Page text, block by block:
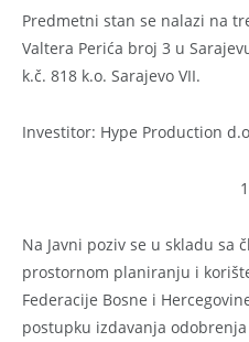
Predmetni stan se nalazi na
Valtera Perića broj 3 u
k.č. 818 k.o. Sarajevo VII.
Investitor: Hype Production
Na Javni poziv se u skladu sa
prostornom planiranju i
Federacije Bosne i
postupku izdavanja